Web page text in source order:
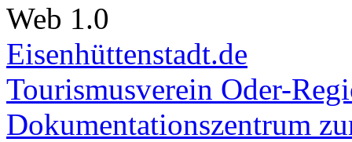
Web 1.0
Eisenhüttenstadt.de
Tourismusverein Oder-
Dokumentationszentrum